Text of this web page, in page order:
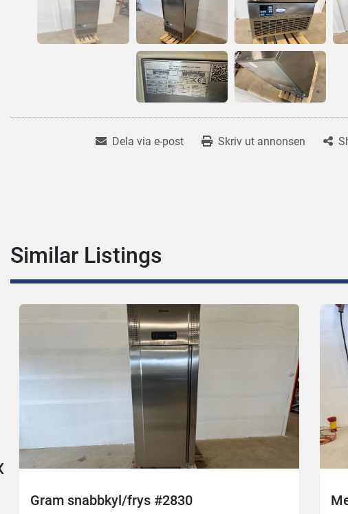
Dela via e-post Skriv ut annonsen
Similar Listings
Gram snabbkyl/frys #2830